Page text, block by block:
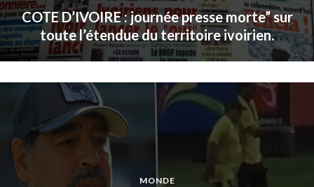
COTE D’IVOIRE : journée presse morte” sur
toute l’étendue du territoire ivoirien.
MONDE